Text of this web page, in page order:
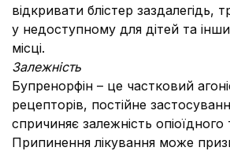
відкривати блістер заздалегідь,
у недоступному для дітей та
місці.
Залежність
Бупренорфін – це частковий
рецепторів, постійне
спричиняє залежність опіоїдного
Припинення лікування може